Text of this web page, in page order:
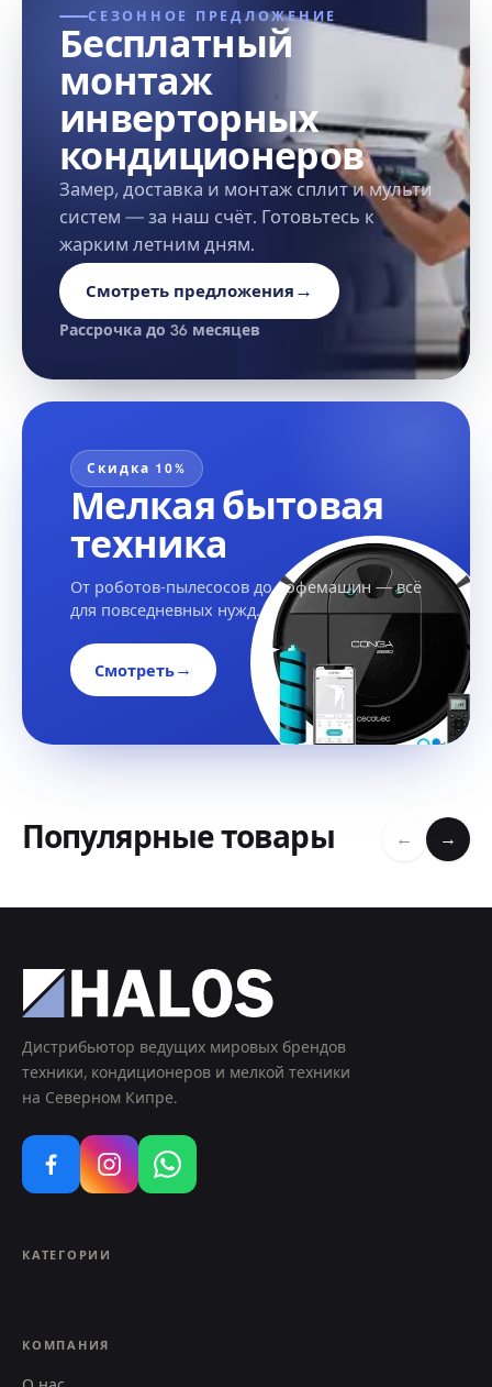
СЕЗОННОЕ ПРЕДЛОЖЕНИЕ
Бесплатный
монтаж
инверторных
кондиционеров
Замер, доставка и монтаж сплит и мульти
систем — за наш счёт. Готовьтесь к
жарким летним дням.
Смотреть предложения →
Рассрочка до 36 месяцев
Скидка 10%
Мелкая бытовая
техника
От роботов-пылесосов до кофемашин — всё
для повседневных нужд.
Смотреть→
Популярные товары ← →
Дистрибьютор ведущих мировых брендов
техники, кондиционеров и мелкой техники
на Северном Кипре.
КАТЕГОРИИ
КОМПАНИЯ